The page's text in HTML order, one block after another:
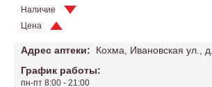
Наличие
Цена
Адрес аптеки:
Кохма, Ивановская ул.,
График работы:
пн-пт 8:00 - 21:00